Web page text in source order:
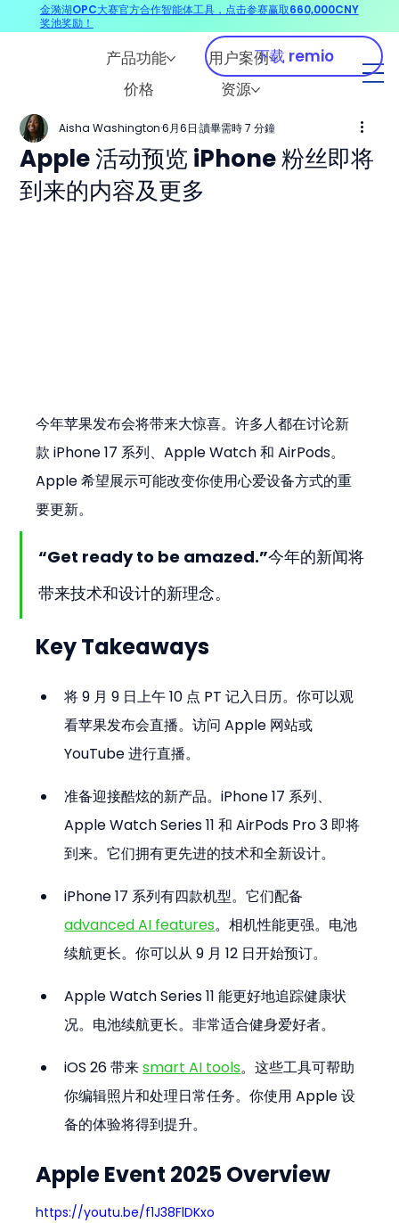
产品功能
用户案例
价格
资源
下载 remio
Apple 活动预览 iPhone 粉丝即将
到来的内容及更多
Aisha Washington 6月6日 讀畢需時 7 分鐘
今年苹果发布会将带来大惊喜。许多人都在讨论新
款 iPhone 17 系列、Apple Watch 和 AirPods。
Apple 希望展示可能改变你使用心爱设备方式的重
要更新。
“Get ready to be amazed.”今年的新闻将
带来技术和设计的新理念。
Key Takeaways
将 9 月 9 日上午 10 点 PT 记入日历。你可以观
看苹果发布会直播。访问 Apple 网站或
YouTube 进行直播。
准备迎接酷炫的新产品。iPhone 17 系列、
Apple Watch Series 11 和 AirPods Pro 3 即将
到来。它们拥有更先进的技术和全新设计。
iPhone 17 系列有四款机型。它们配备
advanced AI features。相机性能更强。电池
续航更长。你可以从 9 月 12 日开始预订。
Apple Watch Series 11 能更好地追踪健康状
况。电池续航更长。非常适合健身爱好者。
iOS 26 带来 smart AI tools。这些工具可帮助
你编辑照片和处理日常任务。你使用 Apple 设
备的体验将得到提升。
Apple Event 2025 Overview
https://youtu.be/f1J38FlDKxo
金漪湖OPC大赛官方合作智能体工具，点击参赛赢取660,000CNY
奖池奖励！